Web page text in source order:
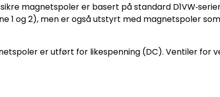
magnetspoler er basert på standard
1 og 2), men er også utstyrt med magnetspoler
er utført for likespenning (DC). Ventiler for